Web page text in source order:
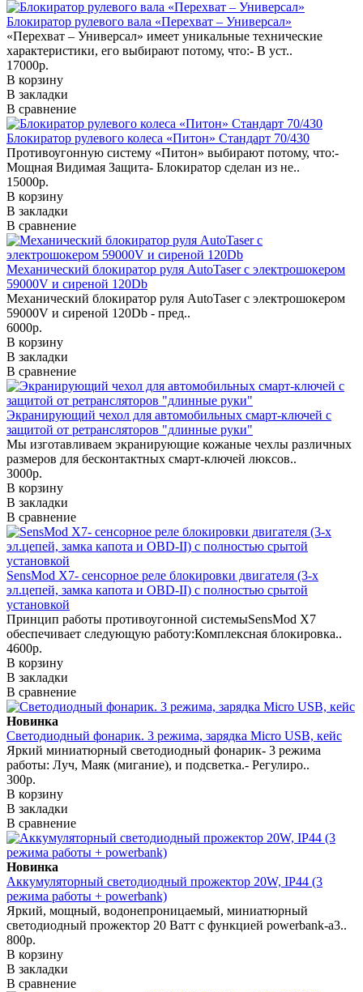
Блокиратор рулевого вала «Перехват – Универсал»
«Перехват – Универсал» имеет уникальные технические
характеристики, его выбирают потому, что:- В уст..
17000р.
В корзину
В закладки
В сравнение
Блокиратор рулевого колеса «Питон» Стандарт 70/430
Противоугонную систему «Питон» выбирают потому, что:-
Мощная Видимая Защита- Блокиратор сделан из не..
15000р.
В корзину
В закладки
В сравнение
Механический блокиратор руля AutoTaser с электрошокером
59000V и сиреной 120Db
Механический блокиратор руля AutoTaser с электрошокером
59000V и сиреной 120Db - пред..
6000р.
В корзину
В закладки
В сравнение
Экранирующий чехол для автомобильных смарт-ключей с
защитой от ретрансляторов "длинные руки"
Мы изготавливаем экранирующие кожаные чехлы различных
размеров для бесконтактных смарт-ключей люксов..
3000р.
В корзину
В закладки
В сравнение
SensMod X7- сенсорное реле блокировки двигателя (3-х
эл.цепей, замка капота и OBD-II) с полностью срытой
установкой
Принцип работы противоугонной системыSensMod X7
обеспечивает следующую работу:Комплексная блокировка..
4600р.
В корзину
В закладки
В сравнение
Новинка
Светодиодный фонарик. 3 режима, зарядка Micro USB, кейс
Яркий миниатюрный светодиодный фонарик- 3 режима
работы: Луч, Маяк (мигание), и подсветка.- Регулиро..
300р.
В корзину
В закладки
В сравнение
Новинка
Аккумуляторный светодиодный прожектор 20W, IP44 (3
режима работы + powerbank)
Яркий, мощный, водонепроницаемый, миниатюрный
светодиодный прожектор 20 Ватт с функцией powerbank-а3..
800р.
В корзину
В закладки
В сравнение